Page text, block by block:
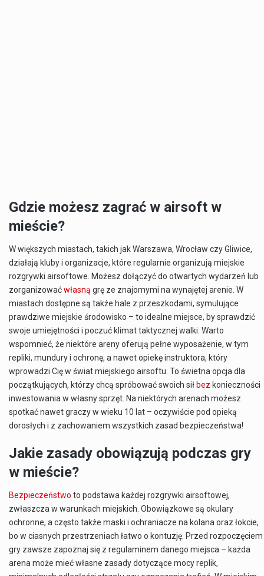
Gdzie możesz zagrać w airsoft w
mieście?
W większych miastach, takich jak Warszawa, Wrocław czy Gliwice,
działają kluby i organizacje, które regularnie organizują miejskie
rozgrywki airsoftowe. Możesz dołączyć do otwartych wydarzeń lub
zorganizowaćwłasną grę ze znajomymi na wynajętej arenie. W
miastach dostępne są także hale z przeszkodami, symulujące
prawdziwe miejskie środowisko – to idealne miejsce, by sprawdzić
swoje umiejętności i poczuć klimat taktycznej walki. Warto
wspomnieć, że niektóre areny oferują pełne wyposażenie, w tym
repliki, mundury i ochronę, a nawet opiekę instruktora, który
wprowadzi Cię w świat miejskiego airsoftu. To świetna opcja dla
początkujących, którzy chcą spróbować swoich sił bez konieczności
inwestowania w własny sprzęt. Na niektórych arenach możesz
spotkać nawet graczy w wieku 10 lat – oczywiście pod opieką
dorosłych i z zachowaniem wszystkich zasad bezpieczeństwa!
Jakie zasady obowiązują podczas gry
w mieście?
Bezpieczeństwo to podstawa każdej rozgrywki airsoftowej,
zwłaszcza w warunkach miejskich. Obowiązkowe są okulary
ochronne, a często także maski i ochraniacze na kolana oraz łokcie,
bo w ciasnych przestrzeniach łatwo o kontuzję. Przed rozpoczęciem
gry zawsze zapoznaj się z regulaminem danego miejsca – każda
arena może mieć własne zasady dotyczące mocy replik,